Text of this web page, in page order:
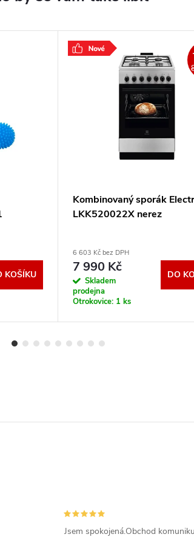
KOŠÍKU
Kombinovaný sporák
LKK520022X nerez
6 603 Kč bez DPH
7 990 Kč
Skladem
prodejna
Otrokovice: 1 ks
DO
Jsem spokojená.Obchod